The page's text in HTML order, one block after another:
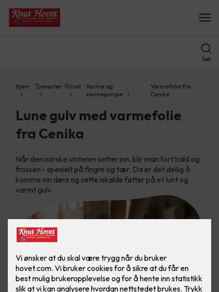
Søk
Hjem Tjenester Privat
Varme og
varmepumpe
Varmefolie fra
Cenika
Lune gulv med varmefolie
fra Cenika
Når den norske vinteren setter inn, blir man fort kald og
frossen - spesielt på fingre og tær. Da er det deilig å
komme inn døra og sette iskalde føtter på et lunt og
varmt gulv.